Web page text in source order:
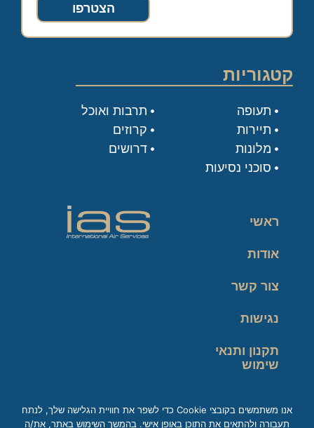
הצטרפו
קטגוריות
תעופה
תיירות
מלונות
סוכני נסיעות
תרבות ואוכל
קרוזים
דרושים
ראשי
אודות
צור קשר
נגישות
תקנון ותנאי
שימוש
אנו משתמשים בקובצי Cookie כדי לשפר את חוויית הגלישה שלך, לנתח
תעבורה ולהתאים את התוכן באופן אישי. בהמשך השימוש באתר, את/ה